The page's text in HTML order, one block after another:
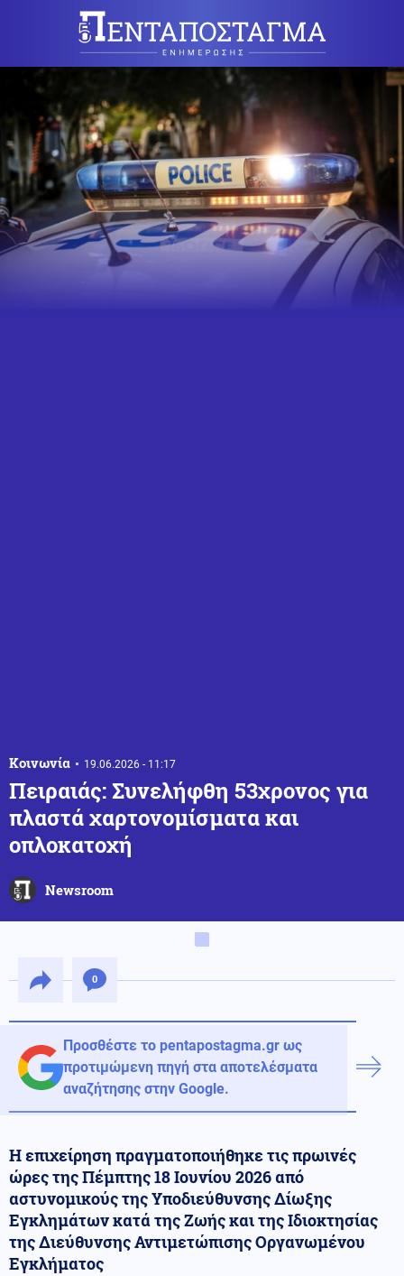
Κοινωνία 19.06.2026 - 11:17
Πειραιάς: Συνελήφθη 53χρονος για
πλαστά χαρτονομίσματα και
οπλοκατοχή
Newsroom
0
Προσθέστε το pentapostagma.gr ως
προτιμώμενη πηγή στα αποτελέσματα
αναζήτησης στην Google.
Η επιχείρηση πραγματοποιήθηκε τις πρωινές
ώρες της Πέμπτης 18 Ιουνίου 2026 από
αστυνομικούς της Υποδιεύθυνσης Δίωξης
Εγκλημάτων κατά της Ζωής και της Ιδιοκτησίας
της Διεύθυνσης Αντιμετώπισης Οργανωμένου
Εγκλήματος